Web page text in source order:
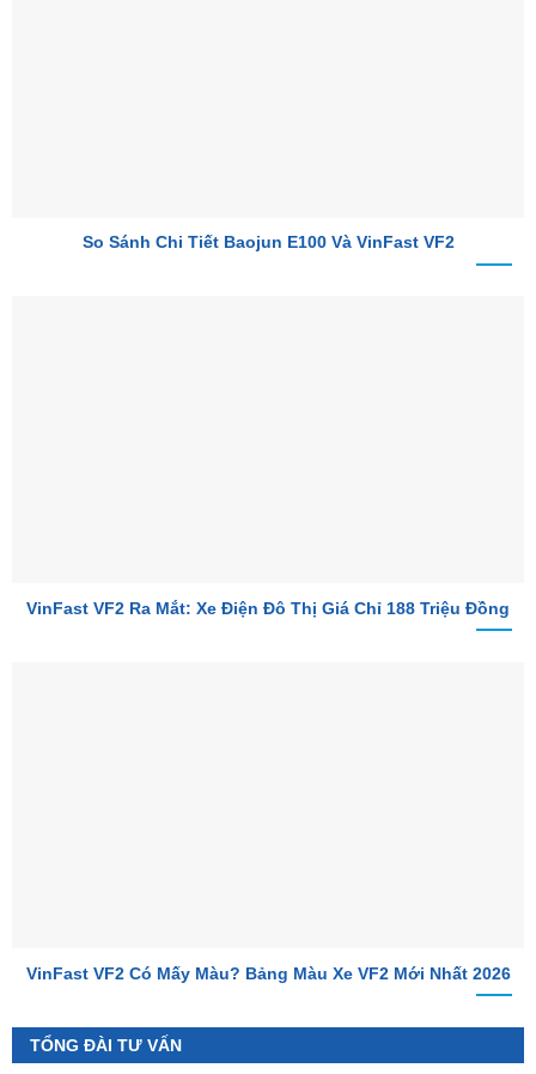
So Sánh Chi Tiết Baojun E100 Và VinFast VF2
VinFast VF2 Ra Mắt: Xe Điện Đô Thị Giá Chỉ 188 Triệu Đồng
VinFast VF2 Có Mấy Màu? Bảng Màu Xe VF2 Mới Nhất 2026
TỔNG ĐÀI TƯ VẤN